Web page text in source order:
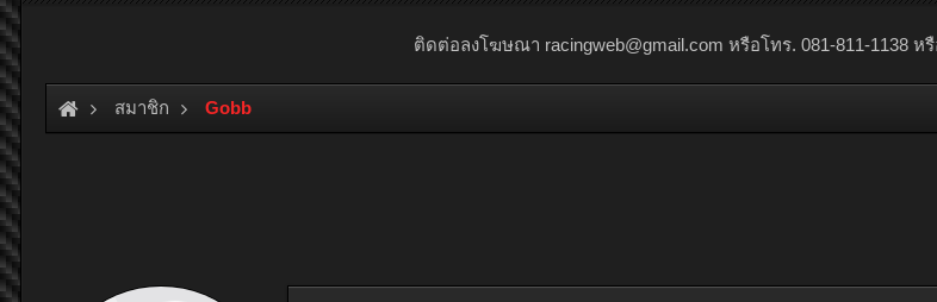
ติดต่อลงโฆษณา racingweb@gmail.com หรือโทร. 081-811-1138 ห
สมาชิก Gobb